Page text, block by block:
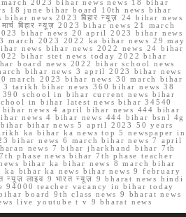
2023 bihar news news 18 bihar
18 june bihar board 10th news bihar
news 2023 बिहार न्यूज़ 24 bihar news
बिहार न्यूज़ 2023 bihar news 21 march
bihar news 20 april 2023 bihar news
march 2023 2022 ka bihar news 29 may
news bihar news 2022 news 24 bihar
bihar stet news today 2022 bihar
board news 2022 bihar school news
bihar news 3 april 2023 bihar news
march 2023 bihar news 30 march bihar
tarikh bihar news 360 bihar news 38
school in bihar current news bihar
in bihar latest news bihar 34540
bihar news 4 april bihar news 444 bihar
news 4 bihar news 444 bihar bsnl 4g
bihar news 5 april 2023 50 years
ka bihar ka news top 5 newspaper in
bihar news 6 march bihar news 7 april
news 7 bihar jharkhand bihar 7th
phase news bihar 7th phase teacher
bihar ka bihar news 8 march bihar
ka bihar ka news bihar news 9 february
लाइव 9 भारत न्यूज़ 9 bharat news hindi
94000 teacher vacancy in bihar today
board 9th class news 9 bharat news
live youtube t v 9 bharat news